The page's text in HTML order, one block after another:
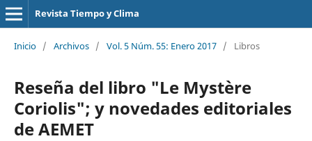
Revista Tiempo y Clima
Inicio / Archivos / Vol. 5 Núm. 55: Enero 2017 / Libros
Reseña del libro "Le Mystère
Coriolis"; y novedades editoriales
de AEMET